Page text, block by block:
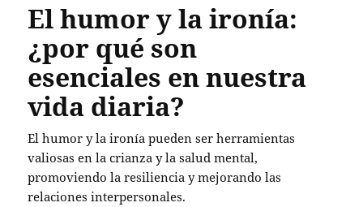
El humor y la ironía:
¿por qué son
esenciales en nuestra
vida diaria?
El humor y la ironía pueden ser herramientas
valiosas en la crianza y la salud mental,
promoviendo la resiliencia y mejorando las
relaciones interpersonales.